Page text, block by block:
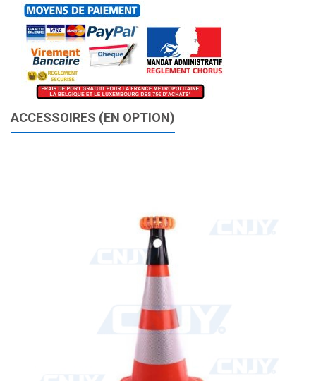
ACCESSOIRES (EN OPTION)